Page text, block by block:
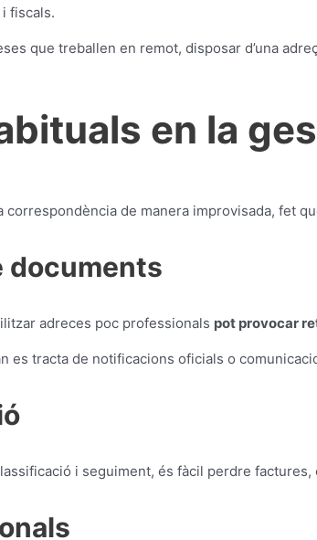
fiscals.
que treballen en remot, disposar d’una
en la
de manera improvisada, fet
documents
adreces poc professionals pot provocar
es tracta de notificacions oficials o
i seguiment, és fàcil perdre